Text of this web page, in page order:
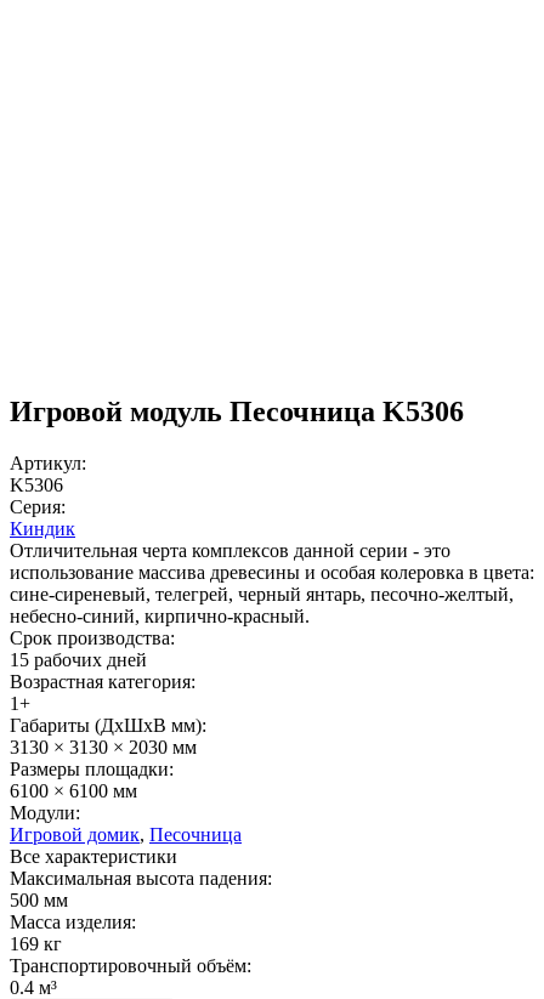
Игровой модуль Песочница K5306
Артикул:
K5306
Серия:
Киндик
Отличительная черта комплексов данной серии - это
использование массива древесины и особая колеровка в цвета:
сине-сиреневый, телегрей, черный янтарь, песочно-желтый,
небесно-синий, кирпично-красный.
Срок производства:
15 рабочих дней
Возрастная категория:
1+
Габариты (ДхШxВ мм):
3130 × 3130 × 2030 мм
Размеры площадки:
6100 × 6100 мм
Модули:
Игровой домик, Песочница
Все характеристики
Максимальная высота падения:
500 мм
Масса изделия:
169 кг
Транспортировочный объём:
0.4 м³